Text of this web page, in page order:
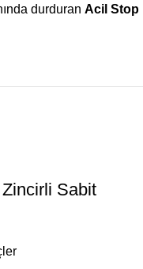
durduran Acil Stop
Zincirli Sabit